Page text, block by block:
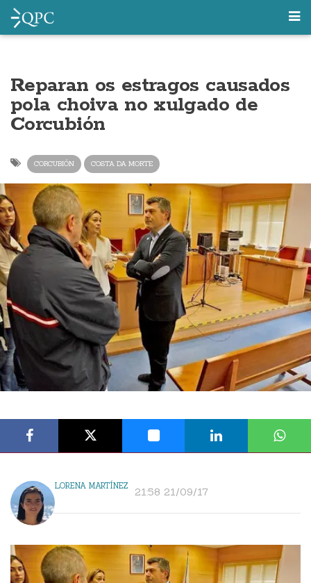
Reparan os estragos causados
pola choiva no xulgado de
Corcubión
CORCUBIÓN COSTA DA MORTE
LORENA MARTÍNEZ 21:58 21/09/17